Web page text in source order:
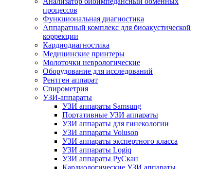
процессов
Функциональная диагностика
Аппаратный комплекс для биоакустической
коррекции
Кардиодиагностика
Медицинские принтеры
Молоточки неврологические
Оборудование для исследований
Рентген аппарат
Спирометрия
УЗИ-аппараты
УЗИ аппараты Samsung
Портативные УЗИ аппараты
УЗИ аппараты для гинекологии
УЗИ аппараты Voluson
УЗИ аппараты экспертного класса
УЗИ аппараты Logiq
УЗИ аппараты РуСкан
Кардиологические УЗИ аппараты